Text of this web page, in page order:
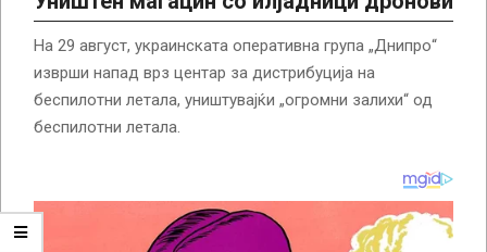
На 29 август, украинската оперативна група „Днипро“
изврши напад врз центар за дистрибуција на
беспилотни летала, уништувајќи „огромни залихи“ од
беспилотни летала.